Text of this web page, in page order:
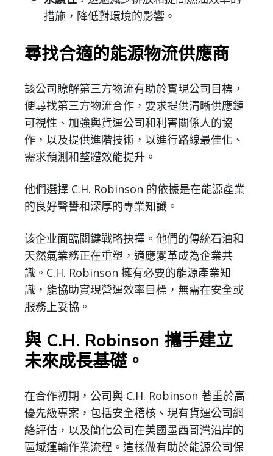
措施，降低對環境的影響。
尋找合適的能源物流供應商
該公司瞭解第三方物流有助於實現公司目標，
便尋找第三方物流合作，要求提供清晰供應鏈
可視性、加強與貨運公司和利害關係人的協
作，以及提供進階技術，以進行路線最佳化、
需求預測和整體效能提升。
他們選擇 C.H. Robinson 的依據是在能源產業
的良好聲譽和深厚的專業知識。
该企业面臨關鍵戰略抉擇。他們的傳統石油和
天然氣業務正在重塑，適應變革成為企業共
識。C.H. Robinson 擁有必要的能源產業知
識，能協助實現營運效率目標，無需在安全或
服務上妥協。
與 C.H. Robinson 攜手建立
未來成長基礎。
在合作初期，公司與 C.H. Robinson 著重於高
優先級專案，包括安全稽核、現有貨運公司網
絡評估，以及簡化公司在美國墨西哥灣沿岸的
區域運輸作業流程。這樣做有助於能源公司保